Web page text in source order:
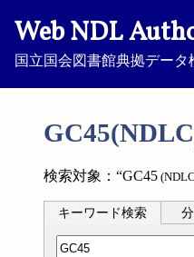
Web NDL
国立国会図書館典拠データ
検索対象：“GC45
キーワード検索
分類記号検索